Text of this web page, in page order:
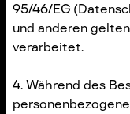
95/46/EG
und anderen
verarbeitet.
4. Während des